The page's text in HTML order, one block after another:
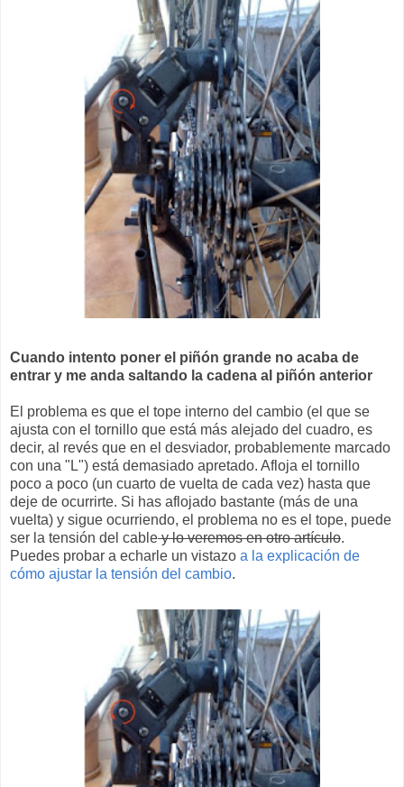
Cuando intento poner el piñón grande no acaba de
entrar y me anda saltando la cadena al piñón anterior
El problema es que el tope interno del cambio (el que se
ajusta con el tornillo que está más alejado del cuadro, es
decir, al revés que en el desviador, probablemente marcado
con una "L") está demasiado apretado. Afloja el tornillo
poco a poco (un cuarto de vuelta de cada vez) hasta que
deje de ocurrirte. Si has aflojado bastante (más de una
vuelta) y sigue ocurriendo, el problema no es el tope, puede
ser la tensión del cabley lo veremos en otro artículo.
Puedes probar a echarle un vistazo a la explicación de
cómo ajustar la tensión del cambio.